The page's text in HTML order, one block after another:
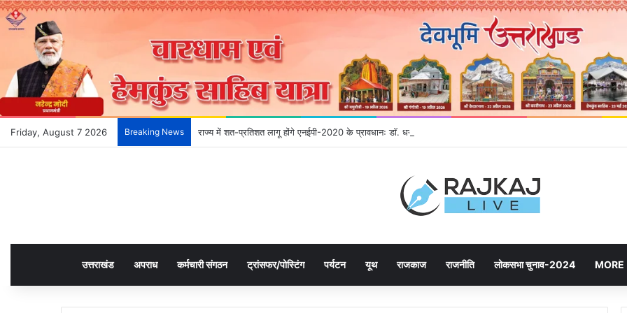
Friday, August 7 2026 Breaking News राज्य में शत-प्रतिशत लागू होंगे एनईपी-2020 के प्रावधानः डाॅ. धन सिंह रावत
उत्तराखंड अपराध कर्मचारी संगठन ट्रांसफर/पोस्टिंग पर्यटन यूथ राजकाज राजनीति लोकसभा चुनाव-2024 MORE